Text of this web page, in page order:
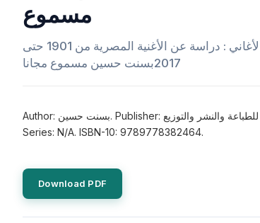
مسموع
كتاب الأغاني : دراسة عن الأغنية المصرية من 1901 حتى
2017بسنت حسين مسموع مجانا
Author: بسنت حسين. Publisher: النخبة للطباعة والنشر والتوزيع.
Series: N/A. ISBN-10: 9789778382464.
Download PDF